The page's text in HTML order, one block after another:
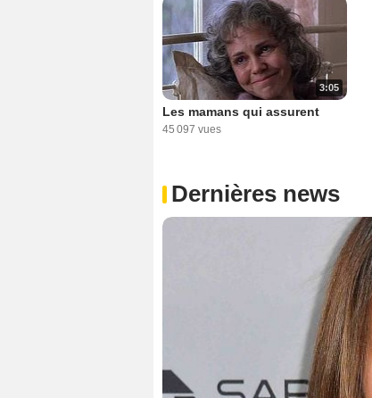
3:05
Les mamans qui assurent
45 097 vues
Dernières news